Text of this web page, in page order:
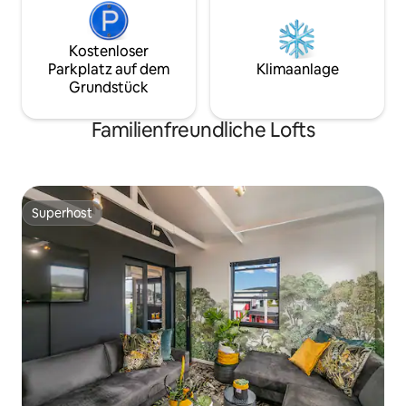
Kostenloser
Parkplatz auf dem
Grundstück
Klimaanlage
Familienfreundliche Lofts
Superhost
Superhost